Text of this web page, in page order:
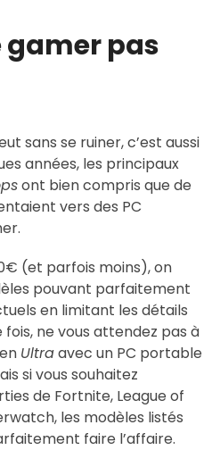
gamer pas
sans se ruiner, c’est aussi
années, les principaux
ont bien compris que de
vers des PC
(et parfois moins), on
pouvant parfaitement
en limitant les détails
ne vous attendez pas à
Ultraavec un PC portable
si vous souhaitez
de Fortnite, League of
les modèles listés
faire l’affaire.